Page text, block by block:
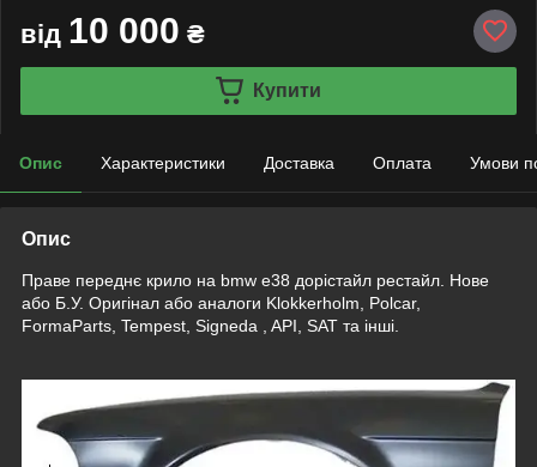
від 10 000 ₴
Купити
Опис Характеристики Доставка Оплата Умови
Опис
Праве переднє крило на bmw e38 дорістайл рестайл. Нове
або Б.У. Оригінал або аналоги Klokkerholm, Polcar,
FormaParts, Tempest, Signeda , API, SAT та інші.